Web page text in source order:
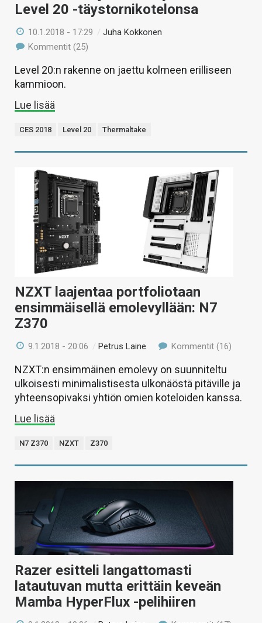
Level 20 -täystornikotelonsa
10.1.2018 - 17:29 /Juha Kokkonen
Kommentit (25)
Level 20:n rakenne on jaettu kolmeen erilliseen
kammioon.
Lue lisää
CES 2018 Level 20 Thermaltake
NZXT laajentaa portfoliotaan
ensimmäisellä emolevyllään: N7
Z370
9.1.2018 - 20:06 /Petrus Laine Kommentit (16)
NZXT:n ensimmäinen emolevy on suunniteltu
ulkoisesti minimalistisesta ulkonäöstä pitäville ja
yhteensopivaksi yhtiön omien koteloiden kanssa.
Lue lisää
N7 Z370 NZXT Z370
Razer esitteli langattomasti
latautuvan mutta erittäin keveän
Mamba HyperFlux -pelihiiren